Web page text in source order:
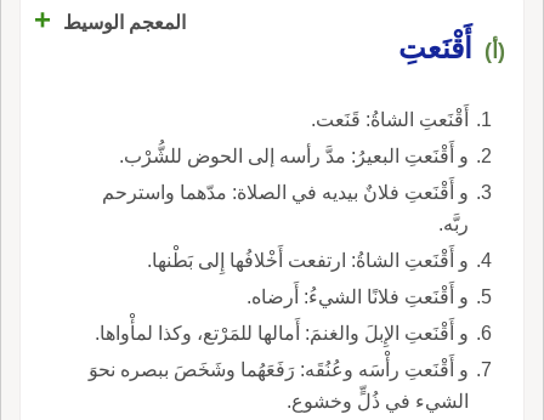
المعجم الوسيط +
(أ) أَقْنَعتِ
أَقْنَعتِ الشاةُ: قَنَعت.
و أَقْنَعتِ البعيرُ: مدَّ رأسه إلى الحوض للشُّرْب.
و أَقْنَعتِ فلانٌ بيديه في الصلاة: مدّهما واسترحم
ربَّه.
و أَقْنَعتِ الشاةُ: ارتفعت أَخْلافُها إِلى بَطْنها.
و أَقْنَعتِ فلانًا الشيءُ: أَرضاه.
و أَقْنَعتِ الإِبلَ والغنمَ: أَمالها للمَرْتع، وكذا لمأْواها.
و أَقْنَعتِ رأْسَه وعُنُقَه: رَفَعَهُما وشَخَصَ ببصره نحوَ
الشيء في ذُلٍّ وخشوع.